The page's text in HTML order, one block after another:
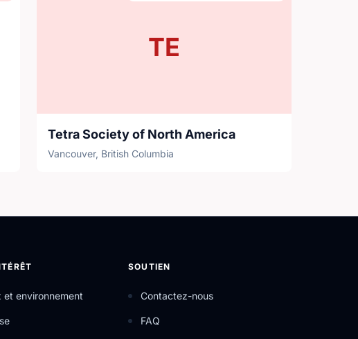
TE
Tetra Society of North America
Vancouver, British Columbia
et environnement
SOUTIEN
Contactez-nous
FAQ